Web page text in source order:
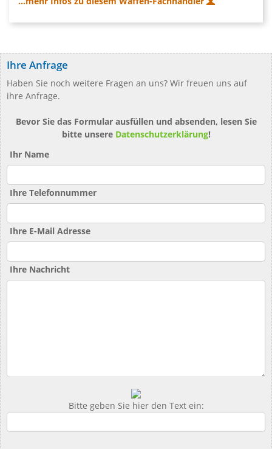
Ihre Anfrage
Haben Sie noch weitere Fragen an uns? Wir freuen uns auf
ihre Anfrage.
Bevor Sie das Formular ausfüllen und absenden, lesen Sie
bitte unsere Datenschutzerklärung!
Ihr Name
Ihre Telefonnummer
Ihre E-Mail Adresse
Ihre Nachricht
Bitte geben Sie hier den Text ein: